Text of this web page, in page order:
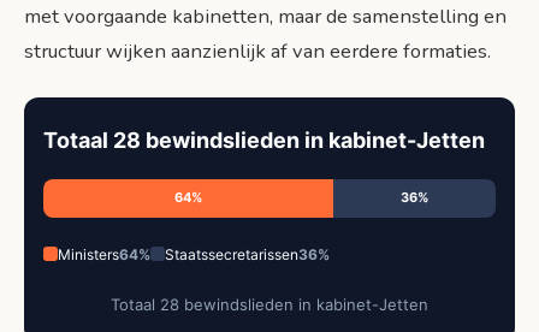
met voorgaande kabinetten, maar de samenstelling en
structuur wijken aanzienlijk af van eerdere formaties.
Totaal 28 bewindslieden in kabinet-Jetten
64% 36%
Ministers64% Staatssecretarissen36%
Totaal 28 bewindslieden in kabinet-Jetten